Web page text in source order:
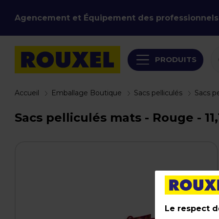
Agencement et Équipement des professionnels
PRODUITS
Accueil Emballage Boutique Sacs pelliculés Sacs
Sacs pelliculés mats - Rouge -
Le respect